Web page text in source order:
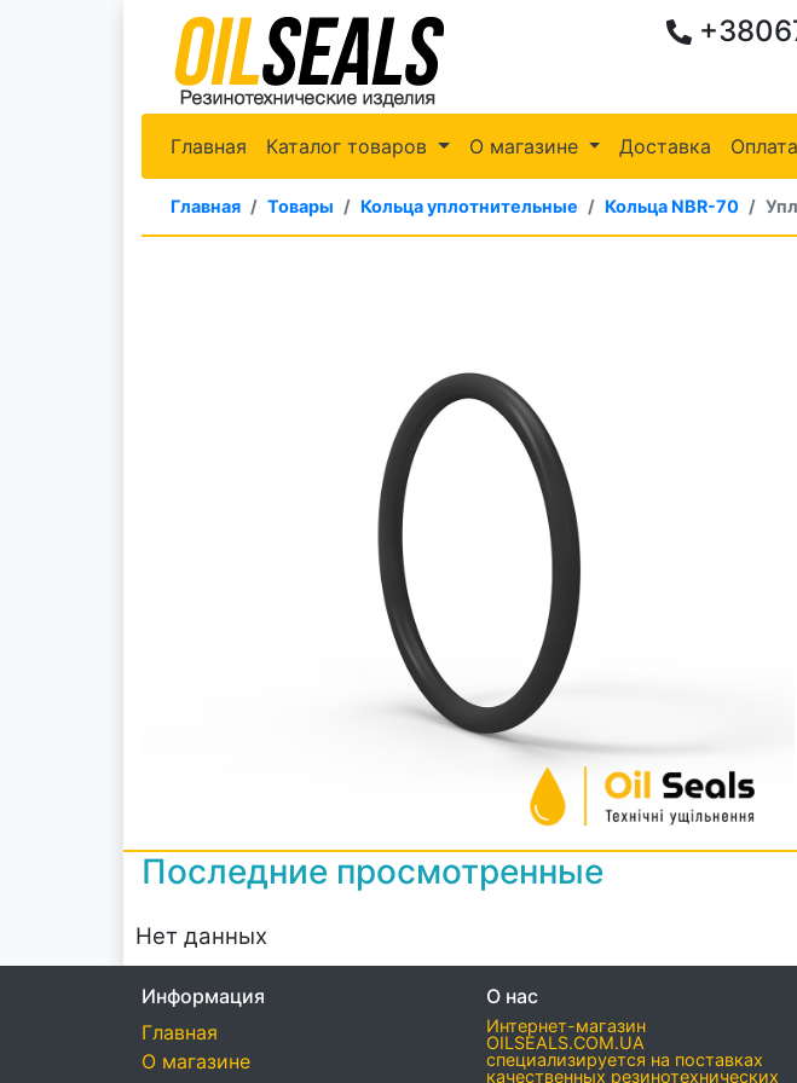
Главная Каталог товаров О магазине Доставка Оплата
Главная Товары Кольца уплотнительные Кольца NBR-70
Последние просмотренные
Нет данных
Информация
Главная
О магазине
О нас
Интернет-магазин
OILSEALS.COM.UA
специализируется на поставках
качественных резинотехнических